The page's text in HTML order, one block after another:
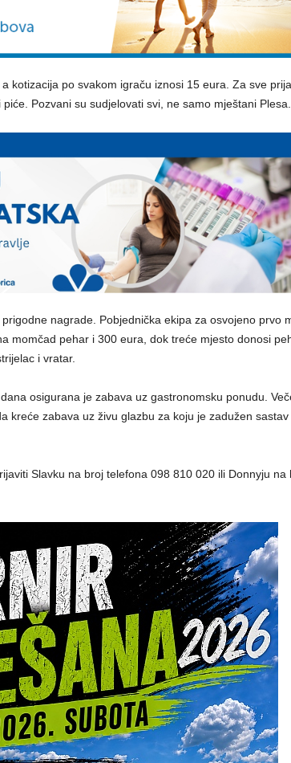
kotizacija po svakom igraču iznosi 15 eura. Za sve
Pozvani su sudjelovati svi, ne samo mještani Plesa.
nagrade. Pobjednička ekipa za osvojeno prvo
momčad pehar i 300 eura, dok treće mjesto donosi
i vratar.
osigurana je zabava uz gastronomsku ponudu.
kreće zabava uz živu glazbu za koju je zadužen sastav
Slavku na broj telefona 098 810 020 ili Donnyju na